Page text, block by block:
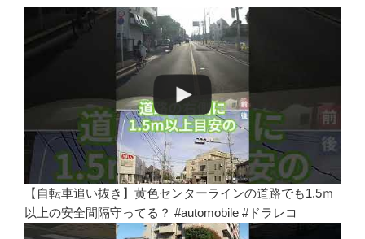
【自転車追い抜き】黄色センターラインの道路でも1.5ｍ
以上の安全間隔守ってる？ #automobile #ドラレコ